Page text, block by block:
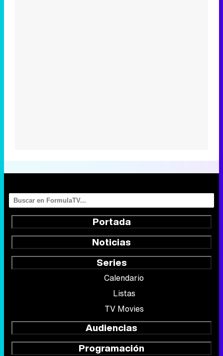
Portada
Noticias
Series
Calendario
Listas
TV Movies
Audiencias
Programación